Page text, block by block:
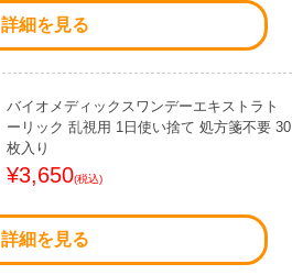
詳細を見る
バイオメディックスワンデーエキストラト
ーリック 乱視用 1日使い捨て 処方箋不要 30
枚入り
¥3,650(税込)
詳細を見る